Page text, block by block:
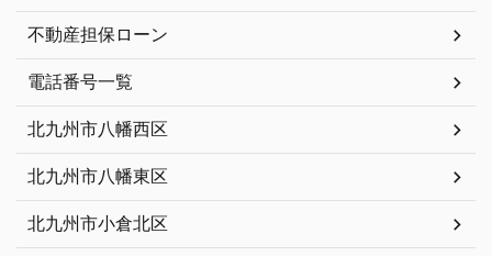
不動産担保ローン
電話番号一覧
北九州市八幡西区
北九州市八幡東区
北九州市小倉北区